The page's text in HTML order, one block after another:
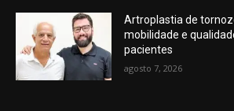
Artroplastia de
mobilidade e
pacientes
agosto 7, 2026